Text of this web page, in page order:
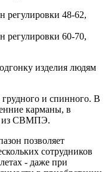
регулировки 48-62,
регулировки 60-70,
изделия людям
и спинного. В
карманы, в
из СВМПЭ.
позволяет
сотрудников
- даже при